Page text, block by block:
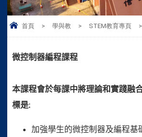
首頁 > 學與教 > STEM教育專頁 >
微控制器編程課程
本課程會於每課中將理論和實踐融
標是:
加強學生的微控制器及編程基